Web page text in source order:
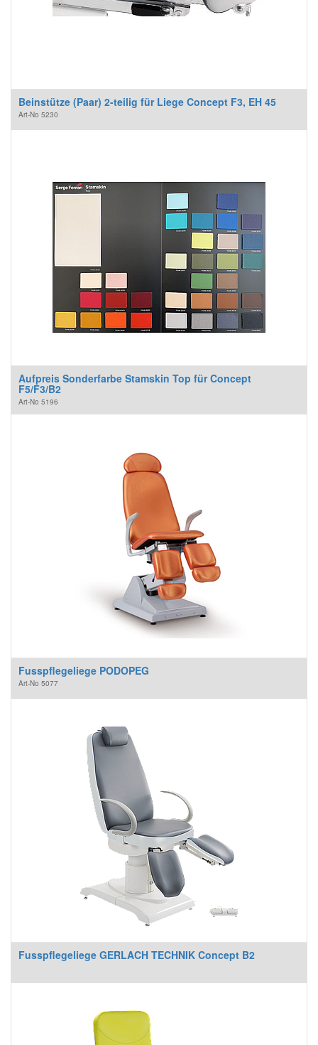
Beinstütze (Paar) 2-teilig für Liege Concept F3, EH 45
Art-No 5230
Aufpreis Sonderfarbe Stamskin Top für Concept
F5/F3/B2
Art-No 5196
Fusspflegeliege PODOPEG
Art-No 5077
Fusspflegeliege GERLACH TECHNIK Concept B2